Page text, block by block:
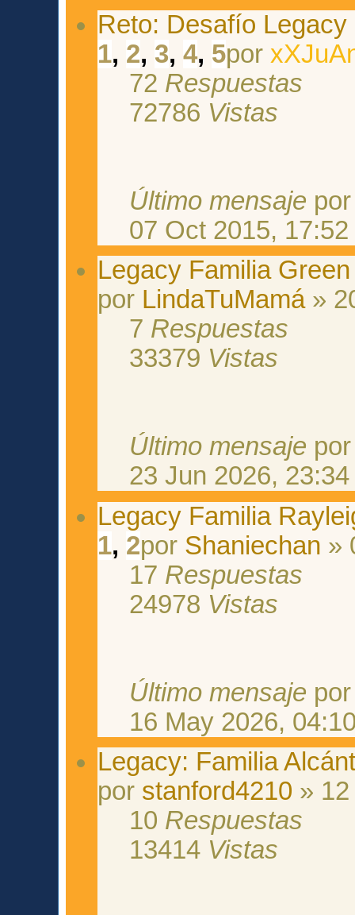
Reto: Desafío Legacy
1, 2, 3,4, 5por
72 Respuestas
72786 Vistas
Último mensaje
07 Oct 2015, 17:52
Legacy Familia Green
por LindaTuMamá»
7 Respuestas
33379 Vistas
Último mensaje
23 Jun 2026, 23:34
Legacy Familia
1, 2por Shaniechan »
17 Respuestas
24978 Vistas
Último mensaje
16 May 2026,
Legacy: Familia
por stanford4210 »
10 Respuestas
13414 Vistas